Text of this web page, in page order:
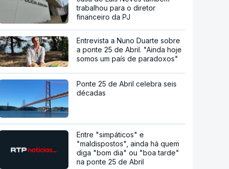
trabalhou para o diretor
financeiro da PJ
Entrevista a Nuno Duarte sobre
a ponte 25 de Abril. "Ainda hoje
somos um país de paradoxos"
Ponte 25 de Abril celebra seis
décadas
Entre "simpáticos" e
"maldispostos", ainda há quem
diga "bom dia" ou "boa tarde"
na ponte 25 de Abril